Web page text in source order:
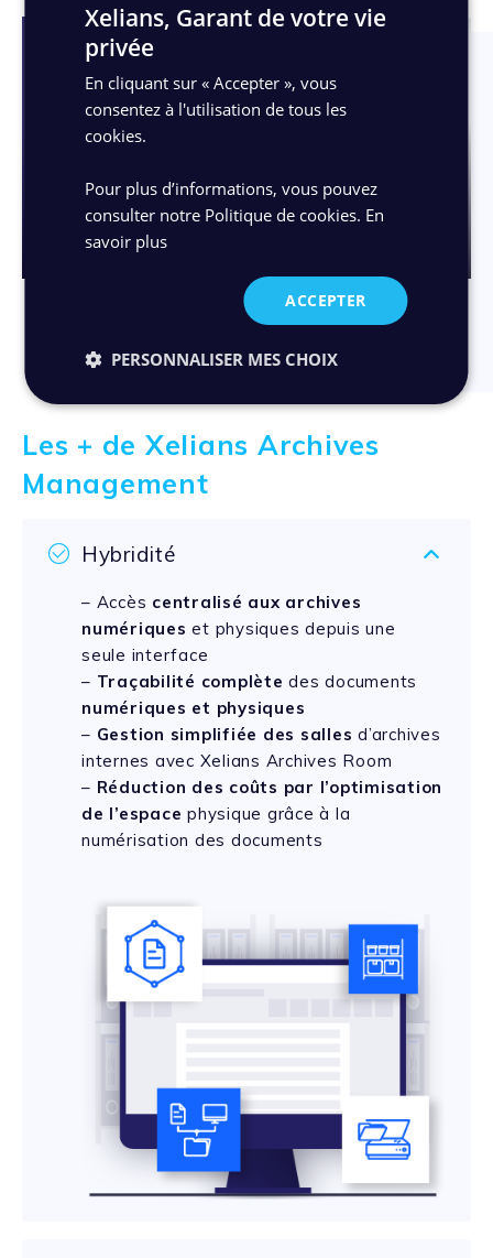
Lire
Les + de Xelians Archives
Management
Hybridité
– Accès centralisé aux archives
numériques et physiques depuis une
seule interface
– Traçabilité complète des documents
numériques et physiques
– Gestion simplifiée des salles d’archives
internes avec Xelians Archives Room
– Réduction des coûts par l’optimisation
de l’espace physique grâce à la
numérisation des documents
Xelians, Garant de votre vie
privée
En cliquant sur « Accepter », vous
consentez à l'utilisation de tous les
cookies.
Pour plus d’informations, vous pouvez
consulter notre Politique de cookies. En
savoir plus
ACCEPTER
PERSONNALISER MES CHOIX